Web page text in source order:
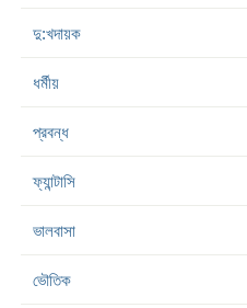
দু:খদায়ক
ধর্মীয়
প্রবন্ধ
ফ্যান্টাসি
ভালবাসা
ভৌতিক